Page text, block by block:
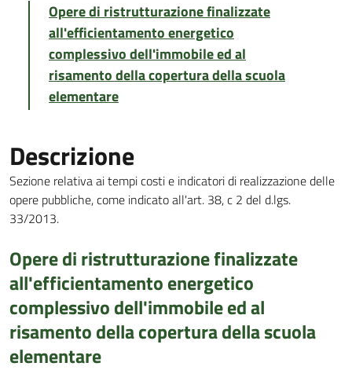
Opere di ristrutturazione finalizzate
all'efficientamento energetico
complessivo dell'immobile ed al
risamento della copertura della scuola
elementare
Descrizione
Sezione relativa ai tempi costi e indicatori di realizzazione delle
opere pubbliche, come indicato all'art. 38, c 2 del d.lgs.
33/2013.
Opere di ristrutturazione finalizzate
all'efficientamento energetico
complessivo dell'immobile ed al
risamento della copertura della scuola
elementare